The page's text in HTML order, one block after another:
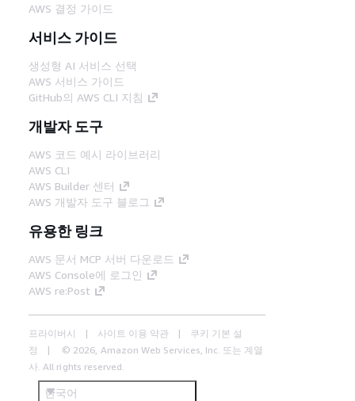
AWS 결정 가이드
서비스 가이드
생성형 AI 서비스 선택
AWS 서비스 가이드
GitHub의 AWS CLI 지침
개발자 도구
AWS 코드 예시 라이브러리
AWS CLI
AWS Builder 센터
AWS 개발자 도구 블로그
유용한 링크
AWS 문서 MCP 서버 다운로드
AWS Console에 로그인
AWS re:Post
프라이버시 사이트 이용 약관
쿠키 기본 설
정
© 2026, Amazon Web Services, Inc. 또는 계열
사. All rights reserved.
한국어